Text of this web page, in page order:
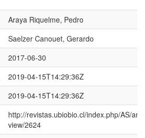
Araya Riquelme, Pedro
Saelzer Canouet, Gerardo
2017-06-30
2019-04-15T14:29:36Z
2019-04-15T14:29:36Z
http://revistas.ubiobio.cl/index.php/AS/
view/2624